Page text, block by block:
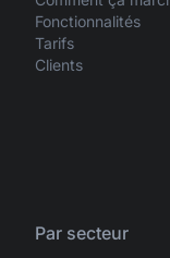
Fonctionnalités
Tarifs
Clients
Par secteur